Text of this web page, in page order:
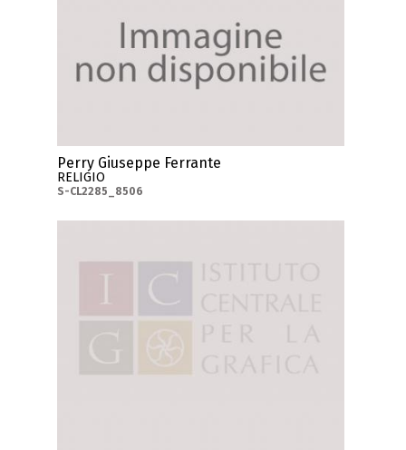
Perry Giuseppe Ferrante
RELIGIO
S-CL2285_8506